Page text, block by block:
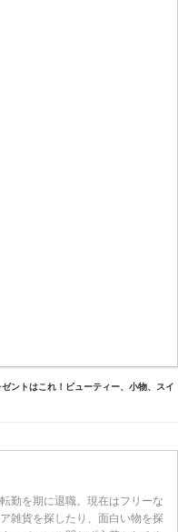
ントはこれ！ビューティー、小物、スイ
勤を期に退職。現在はフリーな
雑貨を探したり、面白い物を探